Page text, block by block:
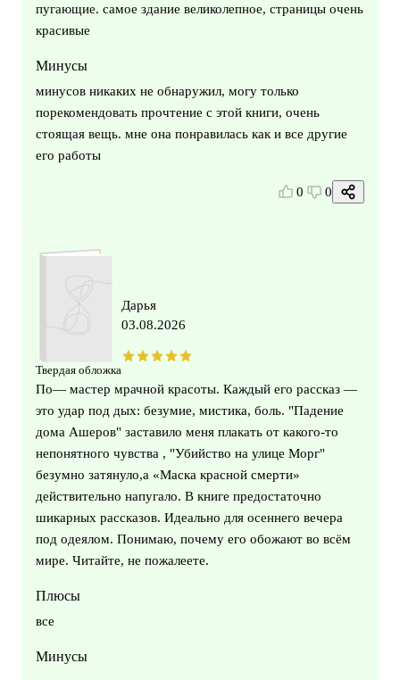
пугающие. самое здание великолепное, страницы очень
красивые
Минусы
минусов никаких не обнаружил, могу только
порекомендовать прочтение с этой книги, очень
стоящая вещь. мне она понравилась как и все другие
его работы
0 0
Твердая обложка
Дарья
03.08.2026
По— мастер мрачной красоты. Каждый его рассказ —
это удар под дых: безумие, мистика, боль. "Падение
дома Ашеров" заставило меня плакать от какого-то
непонятного чувства , "Убийство на улице Морг"
безумно затянуло,а «Маска красной смерти»
действительно напугало. В книге предостаточно
шикарных рассказов. Идеально для осеннего вечера
под одеялом. Понимаю, почему его обожают во всём
мире. Читайте, не пожалеете.
Плюсы
все
Минусы